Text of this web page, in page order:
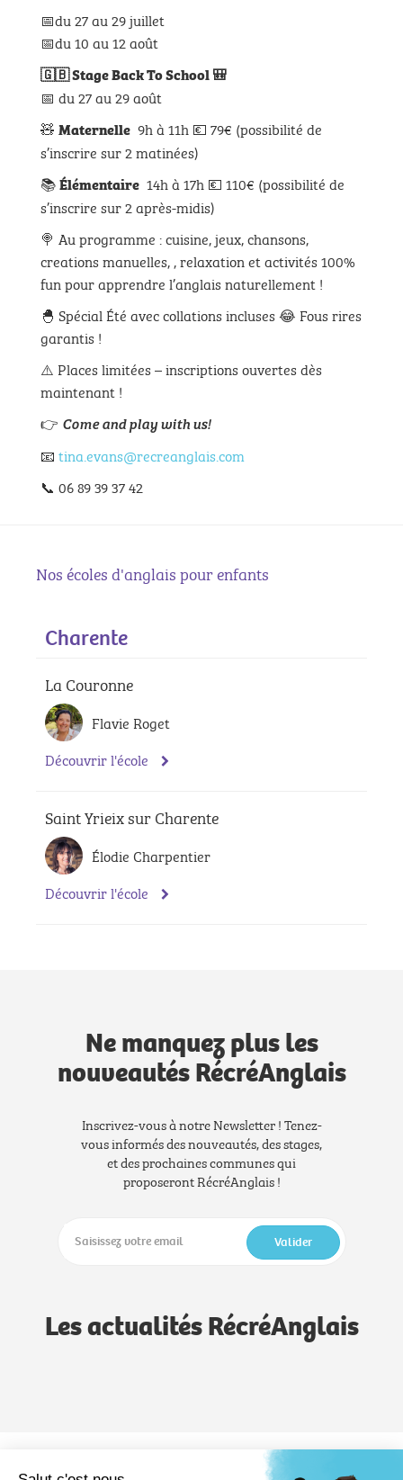
📅du 27 au 29 juillet
📅du 10 au 12 août
🇬🇧 Stage Back To School 🎒
📅 du 27 au 29 août
🧸 Maternelle 9h à 11h 💶 79€ (possibilité de
s’inscrire sur 2 matinées)
📚Élémentaire 14h à 17h 💶 110€ (possibilité de
s’inscrire sur 2 après-midis)
🍭 Au programme : cuisine, jeux, chansons,
creations manuelles, , relaxation et activités 100%
fun pour apprendre l’anglais naturellement !
🐣 Spécial Été avec collations incluses 😂 Fous rires
garantis !
⚠️ Places limitées – inscriptions ouvertes dès
maintenant !
👉 Come and play with us!
📧 tina.evans@recreanglais.com
📞 06 89 39 37 42
Nos écoles d'anglais pour enfants
Charente
La Couronne
Flavie Roget
Découvrir l'école
Saint Yrieix sur Charente
Élodie Charpentier
Découvrir l'école
Ne manquez plus les
nouveautés RécréAnglais
Inscrivez-vous à notre Newsletter ! Tenez-
vous informés des nouveautés, des stages,
et des prochaines communes qui
proposeront RécréAnglais !
Valider
Les actualités RécréAnglais
Notre méthode Notre savoir-faire